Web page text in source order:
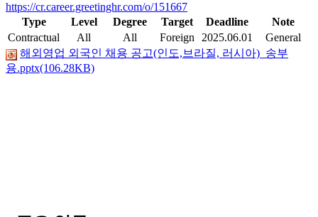
https://cr.career.greetinghr.com/o/151667
Type
Level Degree Target Deadline
Note
Contractual
All All Foreign 2025.06.01
General
해외영업 외국인 채용 공고(인도,브라질, 러시아)_송부
용.pptx(106.28KB)